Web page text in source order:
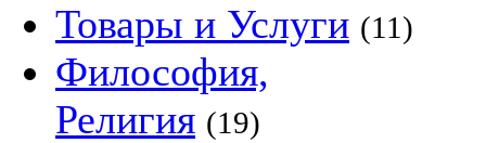
Товары и Услуги (11)
Философия,
Религия (19)